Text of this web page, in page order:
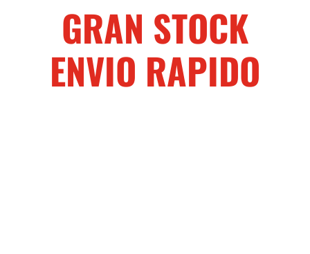
GRAN STOCK
ENVIO RAPIDO